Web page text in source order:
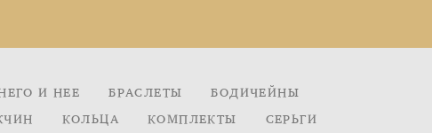
И НЕЕ БРАСЛЕТЫ
БОДИЧЕЙНЫ
КОЛЬЦА КОМПЛЕКТЫ
СЕРЬГИ